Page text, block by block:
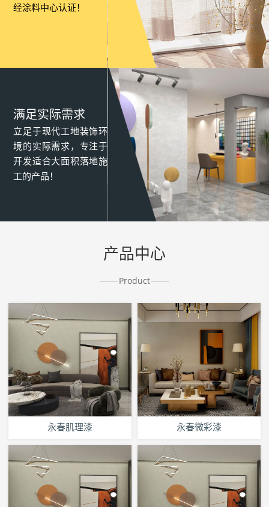
经涂料中心认证！
满足实际需求
立足于现代工地装饰环
境的实际需求，专注于
开发适合大面积落地施
工的产品！
产品中心
Product
永春肌理漆 永春微彩漆